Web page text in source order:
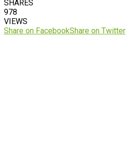
SHARES
978
VIEWS
Share on FacebookShare on Twitter